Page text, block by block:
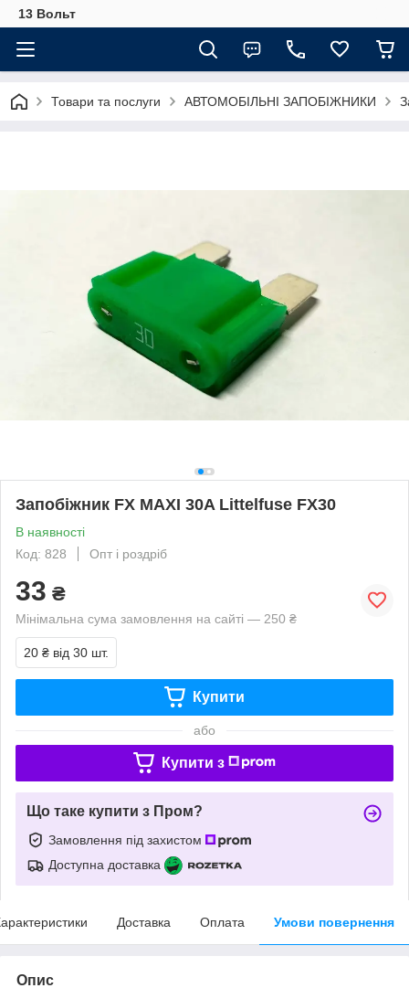
13 Вольт
Товари та послуги АВТОМОБІЛЬНІ ЗАПОБІЖНИКИ
Запобіжник FX MAXI 30A Littelfuse FX30
В наявності
Код: 828
Опт і роздріб
33 ₴
Мінімальна сума замовлення на сайті — 250 ₴
20 ₴ від 30 шт.
Купити
або
Купити з
Що таке купити з Пром?
Замовлення під захистом
Доступна доставка
Доставка Оплата Умови повернення
Опис